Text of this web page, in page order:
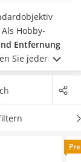
Hobby-
Entfernung
Sie jeden
in der
Wind und
mit